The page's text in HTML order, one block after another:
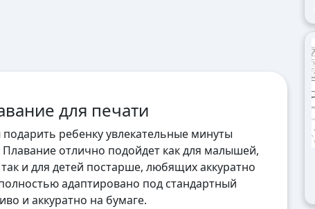
для печати
ребенку увлекательные минуты
Плавание отлично подойдет как для малышей,
и для детей постарше, любящих аккуратно
адаптировано под стандартный
и аккуратно на бумаге.